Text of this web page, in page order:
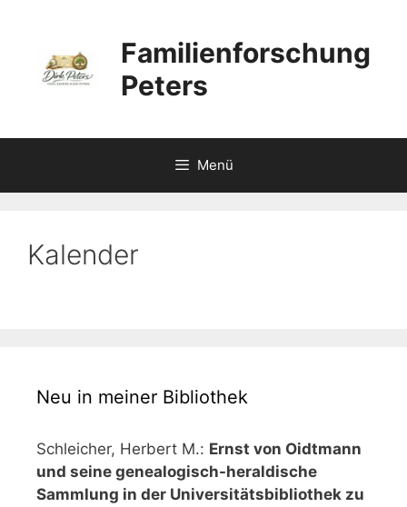
springen
Familienforschung
Peters
Menü
Kalender
Neu in meiner Bibliothek
Schleicher, Herbert M.: Ernst von Oidtmann
und seine genealogisch-heraldische
Sammlung in der Universitätsbibliothek zu